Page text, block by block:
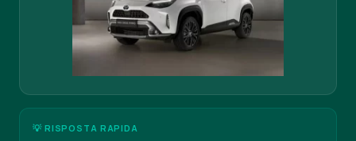
💡 RISPOSTA RAPIDA